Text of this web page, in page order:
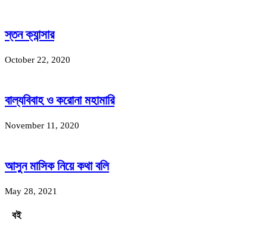
স্তন ক্যান্সার
October 22, 2020
বাল্যবিবাহ ও করোনা মহামারি
November 11, 2020
আসুন মাসিক নিয়ে কথা বলি
May 28, 2021
বই